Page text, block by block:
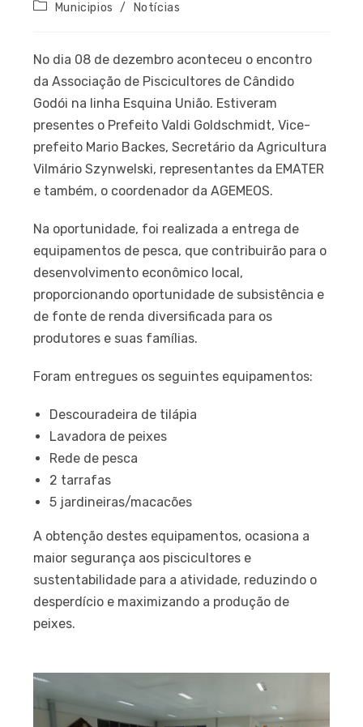
Municipios
/ Notícias
No dia 08 de dezembro aconteceu o encontro
da Associação de Piscicultores de Cândido
Godói na linha Esquina União. Estiveram
presentes o Prefeito Valdi Goldschmidt, Vice-
prefeito Mario Backes, Secretário da Agricultura
Vilmário Szynwelski, representantes da EMATER
e também, o coordenador da AGEMEOS.
Na oportunidade, foi realizada a entrega de
equipamentos de pesca, que contribuirão para o
desenvolvimento econômico local,
proporcionando oportunidade de subsistência e
de fonte de renda diversificada para os
produtores e suas famílias.
Foram entregues os seguintes equipamentos:
Descouradeira de tilápia
Lavadora de peixes
Rede de pesca
2 tarrafas
5 jardineiras/macacões
A obtenção destes equipamentos, ocasiona a
maior segurança aos piscicultores e
sustentabilidade para a atividade, reduzindo o
desperdício e maximizando a produção de
peixes.